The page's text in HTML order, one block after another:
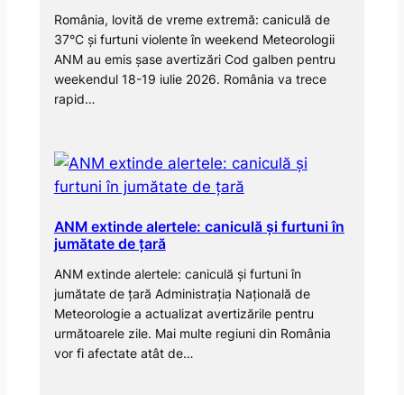
România, lovită de vreme extremă: caniculă de
37°C și furtuni violente în weekend Meteorologii
ANM au emis șase avertizări Cod galben pentru
weekendul 18-19 iulie 2026. România va trece
rapid…
ANM extinde alertele: caniculă și furtuni în
jumătate de țară
ANM extinde alertele: caniculă și furtuni în
jumătate de țară Administrația Națională de
Meteorologie a actualizat avertizările pentru
următoarele zile. Mai multe regiuni din România
vor fi afectate atât de…